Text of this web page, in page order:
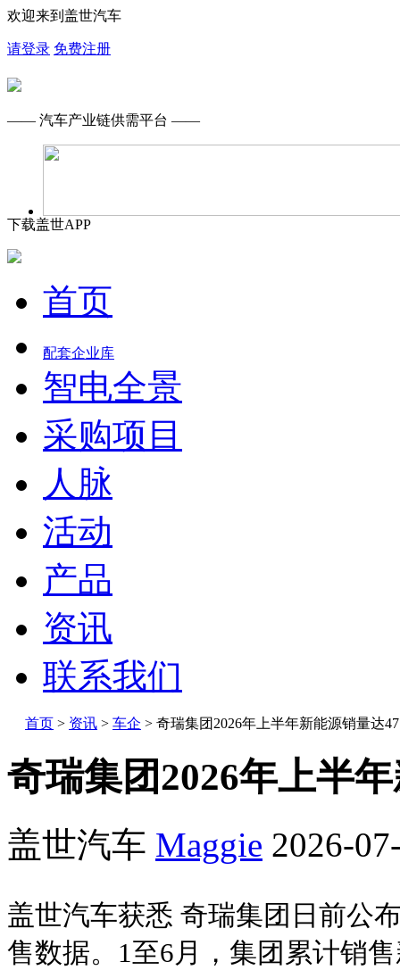
欢迎来到盖世汽车
请登录 免费注册
—— 汽车产业链供需平台 ——
下载盖世APP
首页
配套企业库
智电全景
采购项目
人脉
活动
产品
资讯
联系我们
首页 > 资讯 > 车企 > 奇瑞集团2026年上半年新能源销量达
奇瑞集团2026年上半
盖世汽车 Maggie 2026-
盖世汽车获悉 奇瑞集团日前公
售数据。1至6月，集团累计销